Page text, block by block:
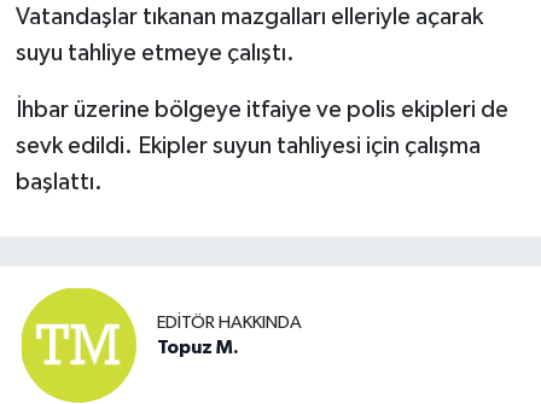
Vatandaşlar tıkanan mazgalları elleriyle açarak
suyu tahliye etmeye çalıştı.
İhbar üzerine bölgeye itfaiye ve polis ekipleri de
sevk edildi. Ekipler suyun tahliyesi için çalışma
başlattı.
EDITÖR HAKKINDA
Topuz M.